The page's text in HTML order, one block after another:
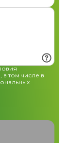
, в том числе в